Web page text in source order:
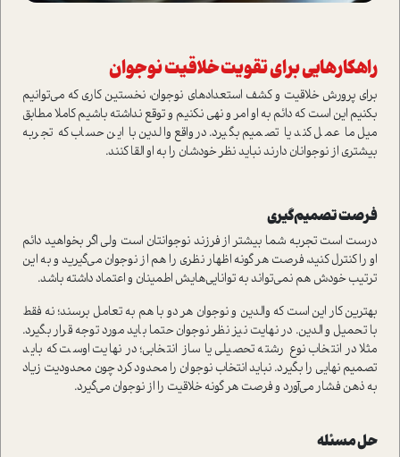
راهكارهايي براي تقويت خلاقيت نوجوان
براي پرورش خلاقيت و كشف استعدادهاي نوجوان، نخستين كاري كه مي‌توانيم
بكنيم اين است كه دائم به او امر و نهي نكنيم و توقع نداشته باشيم كاملا مطابق
ميل ما عمل كند يا تصميم بگيرد. درواقع والدين با اين حساب كه تجربه
بيشتري از نوجوانان دارند نبايد نظر خودشان را به او‌ القا كنند.
فرصت تصميم‌گيري
درست است تجربه شما بيشتر از فرزند نوجوانتان است ولي اگر بخواهيد دائم
او را كنترل كنيد، فرصت هر گونه اظهار نظري را هم از نوجوان مي‌گيريد و به اين
ترتيب خودش هم نمي‌تواند به توانايي‌هايش اطمينان و اعتماد داشته باشد.
بهترين كار اين است كه والدين و نوجوان هر دو با هم به تعامل برسند؛ نه فقط
با تحميل والدين. ‌در نهايت نيز نظر نوجوان حتما بايد مورد توجه قرار بگيرد.
مثلا در انتخاب نوع رشته تحصيلي يا ساز انتخابي؛ در نهايت اوست كه بايد
تصميم نهايي را بگيرد. نبايد انتخاب نوجوان را محدود كرد چون محدوديت زياد
به ذهن فشار مي‌آورد و فرصت هر گونه خلاقيت را از نوجوان مي‌گيرد.
حل مسئله